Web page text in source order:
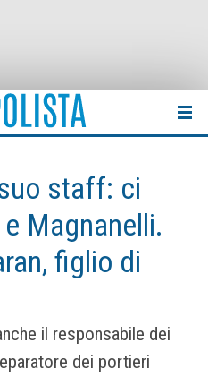
staff: ci
Magnanelli.
figlio di
il respon­sa­bile dei
dei por­tieri